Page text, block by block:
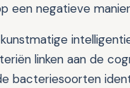
een negatieve
linken aan de
bacteriesoorten